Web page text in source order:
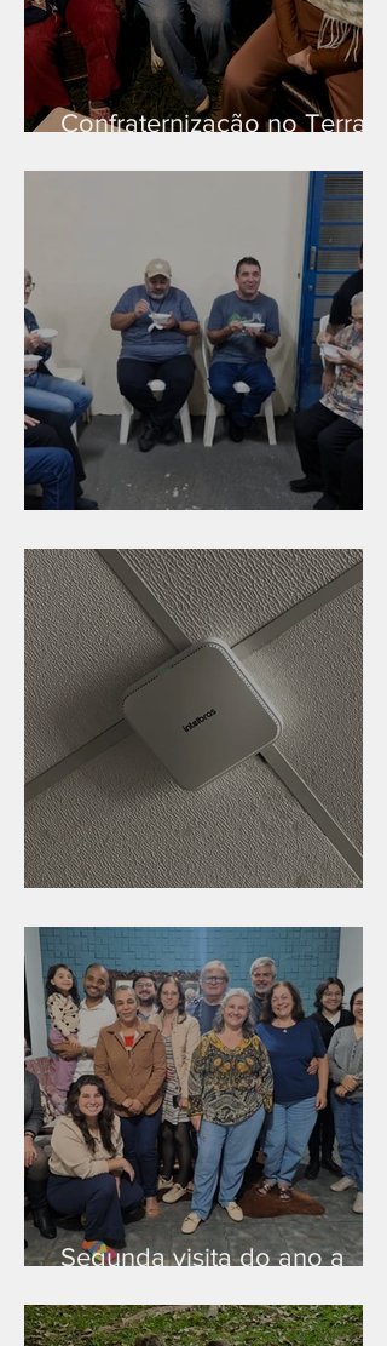
Confraternização no Terra
Segunda visita do ano a